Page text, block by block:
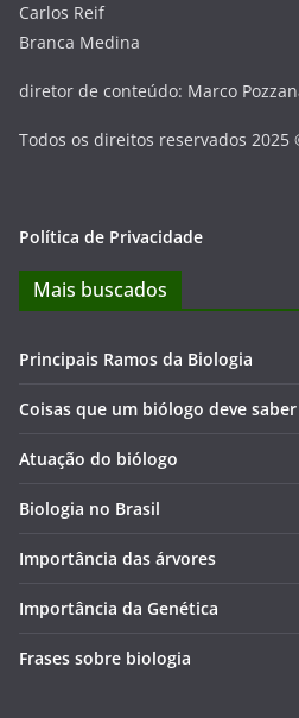
Carlos Reif
Branca Medina
diretor de conteúdo: Marco
Todos os direitos reservados
Política de Privacidade
Mais buscados
Principais Ramos da Biologia
Coisas que um biólogo deve saber
Atuação do biólogo
Biologia no Brasil
Importância das árvores
Importância da Genética
Frases sobre biologia